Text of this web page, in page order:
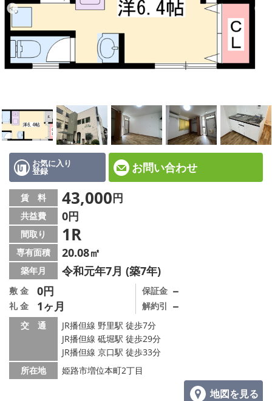
都市ガス&オール電化の部屋を探す
ネット無料の部屋を探す
☆インターネット無料物件☆
☆敷金·礼金0円物件☆
路線·駅から探す
地域から探す
地図から探す
スタッフ紹介
スタッフ募集中
店舗情報·アクセス
メールでお問い合わせ
お気に入り
登録 お問い合わせ
賃 料 43,000円
共益費 0円
間取り 1R
専有面積 20.08㎡
築年月 令和元年7月 (築7年)
敷 金 0円
礼 金 1ヶ月
保証金 －
解約引 －
交 通
JR播但線 野里駅 徒歩7分
JR播但線 砥堀駅 徒歩29分
JR播但線 京口駅 徒歩33分
所在地
姫路市増位本町2丁目
地図を見る